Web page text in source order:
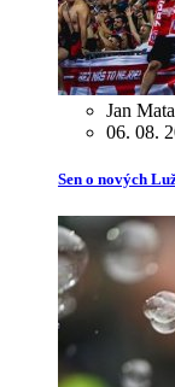
Jan
06. 08.
Sen o nových